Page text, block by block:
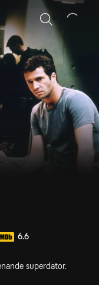
Sök
6.6
superdator.